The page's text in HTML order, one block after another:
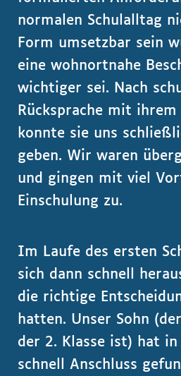
normalen Schulalltag
Form umsetzbar sein
eine wohnortnahe
wichtiger sei. Nach
Rücksprache mit
konnte sie uns
geben. Wir waren
und gingen mit viel
Einschulung zu.
Im Laufe des ersten
sich dann schnell
die richtige
hatten. Unser Sohn
der 2. Klasse ist) hat in
schnell Anschluss